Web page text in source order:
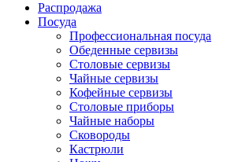
Распродажа
Посуда
Профессиональная посуда
Обеденные сервизы
Столовые сервизы
Чайные сервизы
Кофейные сервизы
Столовые приборы
Чайные наборы
Сковороды
Кастрюли